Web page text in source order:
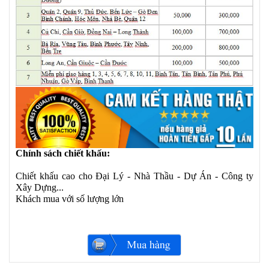
Chính sách chiết khấu:
Chiết khấu cao cho Đại Lý - Nhà Thầu - Dự Án - Công ty
Xây Dựng...
Khách mua với số lượng lớn